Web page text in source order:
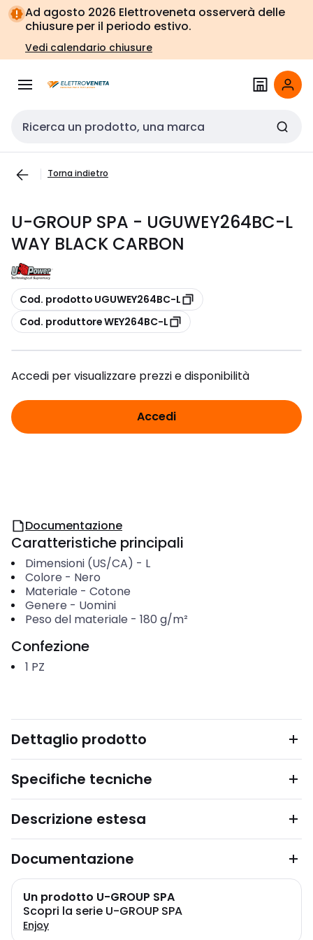
Vai alla
navigazione
Vai
alla
pagina
Ad agosto 2026 Elettroveneta osserverà delle
chiusure per il periodo estivo.
Vedi calendario chiusure
Cerca input
Torna indietro
U-GROUP SPA - UGUWEY264BC-L
WAY BLACK CARBON
copia
Cod. prodotto UGUWEY264BC-L
copia
Cod. produttore WEY264BC-L
Accedi per visualizzare prezzi e disponibilità
Accedi
Documentazione
Caratteristiche principali
Dimensioni (US/CA) - L
Colore - Nero
Materiale - Cotone
Genere - Uomini
Peso del materiale - 180 g/m²
Confezione
1 PZ
Dettaglio prodotto
Specifiche tecniche
Descrizione estesa
Documentazione
Un prodotto U-GROUP SPA
Scopri la serie U-GROUP SPA
Enjoy